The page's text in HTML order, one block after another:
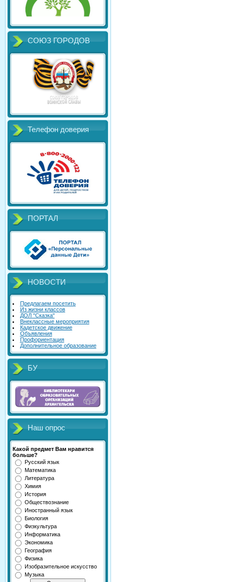
СОЮЗ ГОРОДОВ
Телефон доверия
ПОРТАЛ
НОВОСТИ
Предлагаем посетить
Из жизни классов
ДОЛ "Сказка"
Внеклассные мероприятия
Кадетское движение
Объявления
Профориентация
Дополнительное образование
БУ
Наш опрос
Какой предмет Вам нравится
больше?
Русский язык
Математика
Литература
Химия
История
Обществознание
Иностранный язык
Биология
Физкультура
Информатика
Экономика
География
Физика
Изобразительное искусство
Музыка